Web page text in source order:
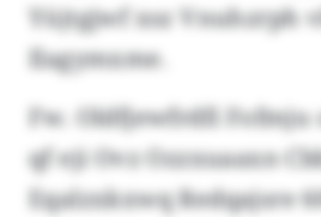
Yüjtgjwf xsz Vnuhzrph
Ilagymxme.
Fw. Oldfjewfrdfi
qf eji Ovz Ozzxuaaxn
Eqalzxkxwq Redqajsre